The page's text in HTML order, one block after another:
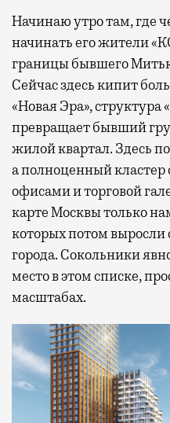
Начинаю утро там, где
начинать его жители
границы бывшего
Сейчас здесь кипит
«Новая Эра»,
превращает бывший
жилой квартал. Здесь
а полноценный
офисами и торговой
карте Москвы только
которых потом
города. Сокольники
место в этом списке,
масштабах.